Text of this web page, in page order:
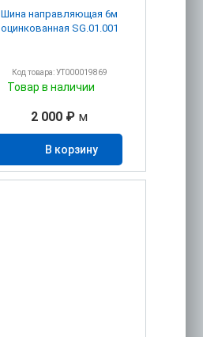
Шина направляющая 6м
оцинкованная SG.01.001
Код товара: УТ000019869
Товар в наличии
2 000 ₽ м
В корзину